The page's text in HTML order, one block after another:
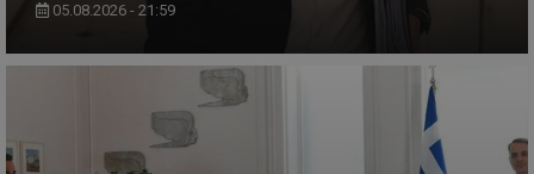
05.08.2026 - 21:59
YouTube
.youtube.com